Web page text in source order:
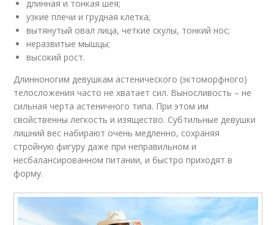
длинная и тонкая шея;
узкие плечи и грудная клетка;
вытянутый овал лица, четкие скулы, тонкий нос;
неразвитые мышцы;
высокий рост.
Длинноногим девушкам астенического (эктоморфного)
телосложения часто не хватает сил. Выносливость – не
сильная черта астеничного типа. При этом им
свойственны легкость и изящество. Субтильные девушки
лишний вес набирают очень медленно, сохраняя
стройную фигуру даже при неправильном и
несбалансированном питании, и быстро приходят в
форму.